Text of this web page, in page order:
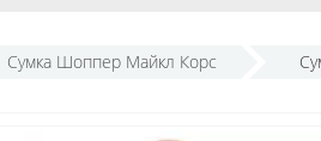
Сумка Шоппер Майкл Корс